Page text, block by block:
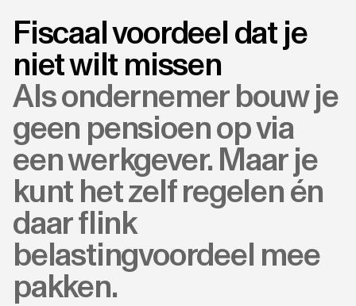
Fiscaal voordeel dat je
niet wilt missen
Als ondernemer bouw je
geen pensioen op via
een werkgever. Maar je
kunt het zelf regelen én
daar flink
belastingvoordeel mee
pakken.